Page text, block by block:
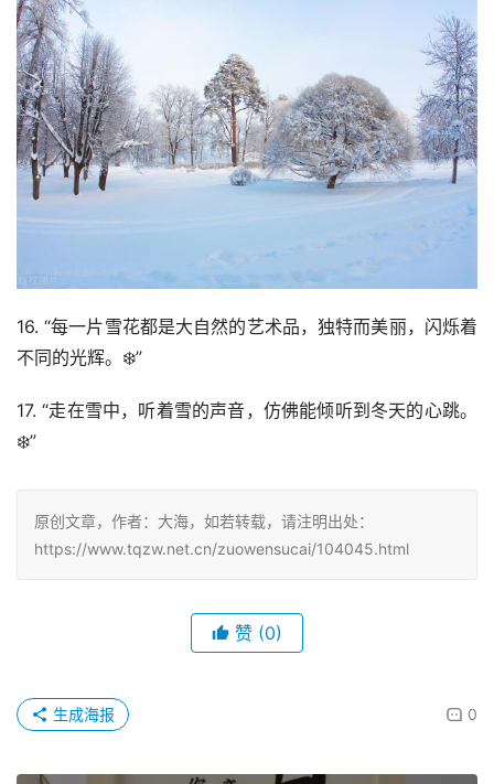
16. “每一片雪花都是大自然的艺术品，独特而美丽，闪烁着
不同的光辉。❄️”
17. “走在雪中，听着雪的声音，仿佛能倾听到冬天的心跳。
❄️”
原创文章，作者：大海，如若转载，请注明出处：
https://www.tqzw.net.cn/zuowensucai/104045.html
赞 (0)
0
生成海报